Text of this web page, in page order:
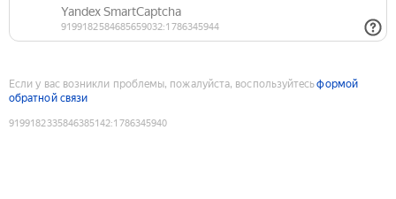
Если у вас возникли проблемы, пожалуйста, воспользуйтесьформой
обратной связи
9199182335846385142:1786345940